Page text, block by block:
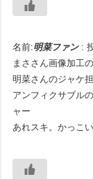
名前:明菜ファン:
まささん画像加工
明菜さんのジャケ
アンフィクサブル
ャー
あれスキ。かっこ